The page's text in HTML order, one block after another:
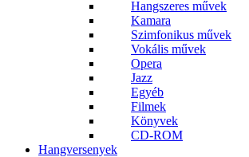
Hangszeres művek
Kamara
Szimfonikus művek
Vokális művek
Opera
Jazz
Egyéb
Filmek
Könyvek
CD-ROM
Hangversenyek